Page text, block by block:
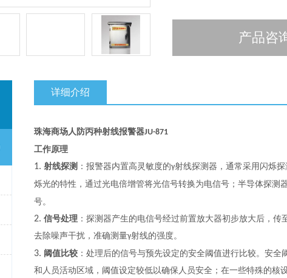
产品咨
详细介绍
珠海商场人防丙种射线报警器JU-871
工作原理
1. 射线探测 ：报警器内置高灵敏度的γ射线探测器，通常采用闪烁
烁光的特性，通过光电倍增管将光信号转换为电信号；半导体探测
号。
2. 信号处理 ：探测器产生的电信号经过前置放大器初步放大后，
去除噪声干扰，准确测量γ射线的强度。
3. 阈值比较 ：处理后的信号与预先设定的安全阈值进行比较。安
和人员活动区域，阈值设定较低以确保人员安全；在一些特殊的核